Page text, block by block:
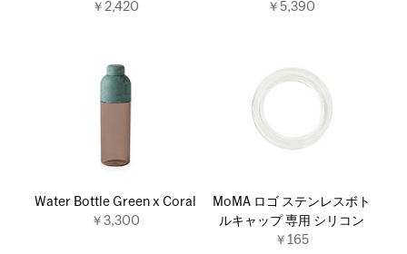
￥2,420
￥5,390
Water Bottle Green x Coral
￥3,300
MoMA ロゴ ステンレスボト
ルキャップ 専用 シリコン
￥165